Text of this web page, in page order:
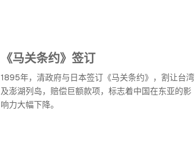
《马关条约》签订
1895年，清政府与日本签订《马关条约》，割让台湾
及澎湖列岛，赔偿巨额款项，标志着中国在东亚的影
响力大幅下降。